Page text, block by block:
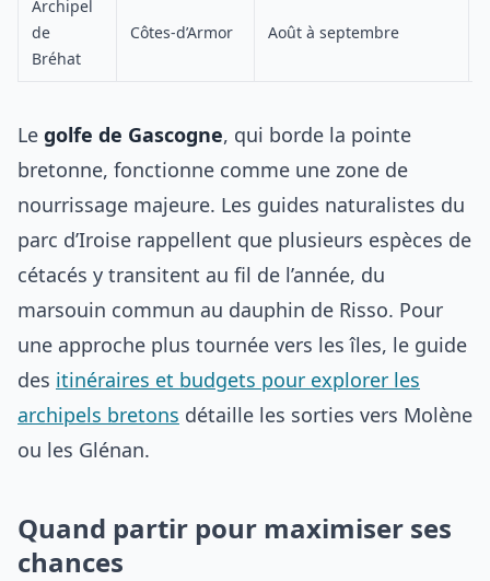
Archipel
de
Bréhat
Côtes-d’Armor Août à septembre
Le golfe de Gascogne, qui borde la pointe
bretonne, fonctionne comme une zone de
nourrissage majeure. Les guides naturalistes du
parc d’Iroise rappellent que plusieurs espèces de
cétacés y transitent au fil de l’année, du
marsouin commun au dauphin de Risso. Pour
une approche plus tournée vers les îles, le guide
des itinéraires et budgets pour explorer les
archipels bretons détaille les sorties vers Molène
ou les Glénan.
Quand partir pour maximiser ses
chances